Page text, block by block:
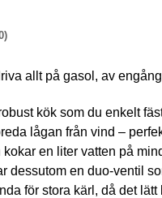
allt på gasol, av
kök som du enkelt
lågan från vind –
en liter vatten på
dessutom en duo-ventil
för stora kärl, då det